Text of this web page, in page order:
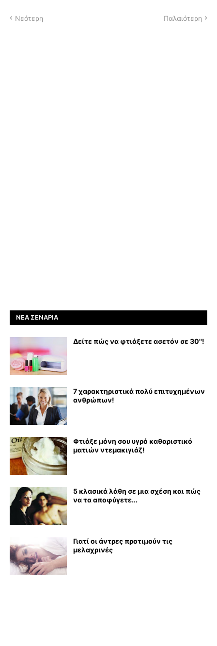
Νεότερη Παλαιότερη
ΝΈΑ ΣΕΝΆΡΙΑ
Δείτε πώς να φτιάξετε ασετόν σε 30''!
7 χαρακτηριστικά πολύ επιτυχημένων
ανθρώπων!
Φτιάξε μόνη σου υγρό καθαριστικό
ματιών ντεμακιγιάζ!
5 κλασικά λάθη σε μια σχέση και πώς
να τα αποφύγετε...
Γιατί οι άντρες προτιμούν τις
μελαχρινές